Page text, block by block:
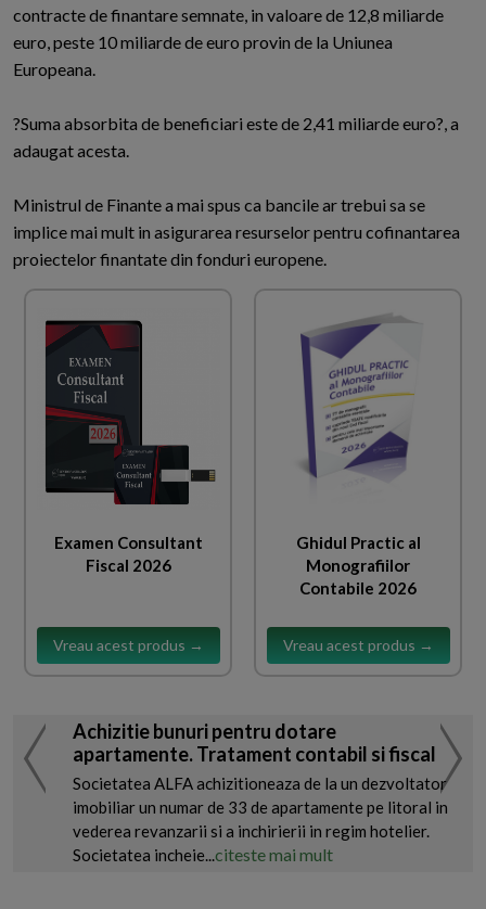
contracte de finantare semnate, in valoare de 12,8 miliarde
euro, peste 10 miliarde de euro provin de la Uniunea
Europeana.
?Suma absorbita de beneficiari este de 2,41 miliarde euro?, a
adaugat acesta.
Ministrul de Finante a mai spus ca bancile ar trebui sa se
implice mai mult in asigurarea resurselor pentru cofinantarea
proiectelor finantate din fonduri europene.
Examen Consultant
Fiscal 2026
Vreau acest produs →
Ghidul Practic al
Monografiilor
Contabile 2026
Vreau acest produs →
Achizitie bunuri pentru dotare
apartamente. Tratament contabil si fiscal
Societatea ALFA achizitioneaza de la un dezvoltator
imobiliar un numar de 33 de apartamente pe litoral in
vederea revanzarii si a inchirierii in regim hotelier.
Societatea incheie...citeste mai mult